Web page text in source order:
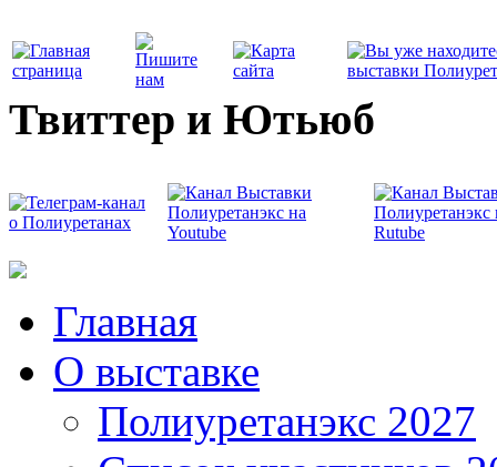
Твиттер и Ютьюб
Главная
О выставке
Полиуретанэкс 2027